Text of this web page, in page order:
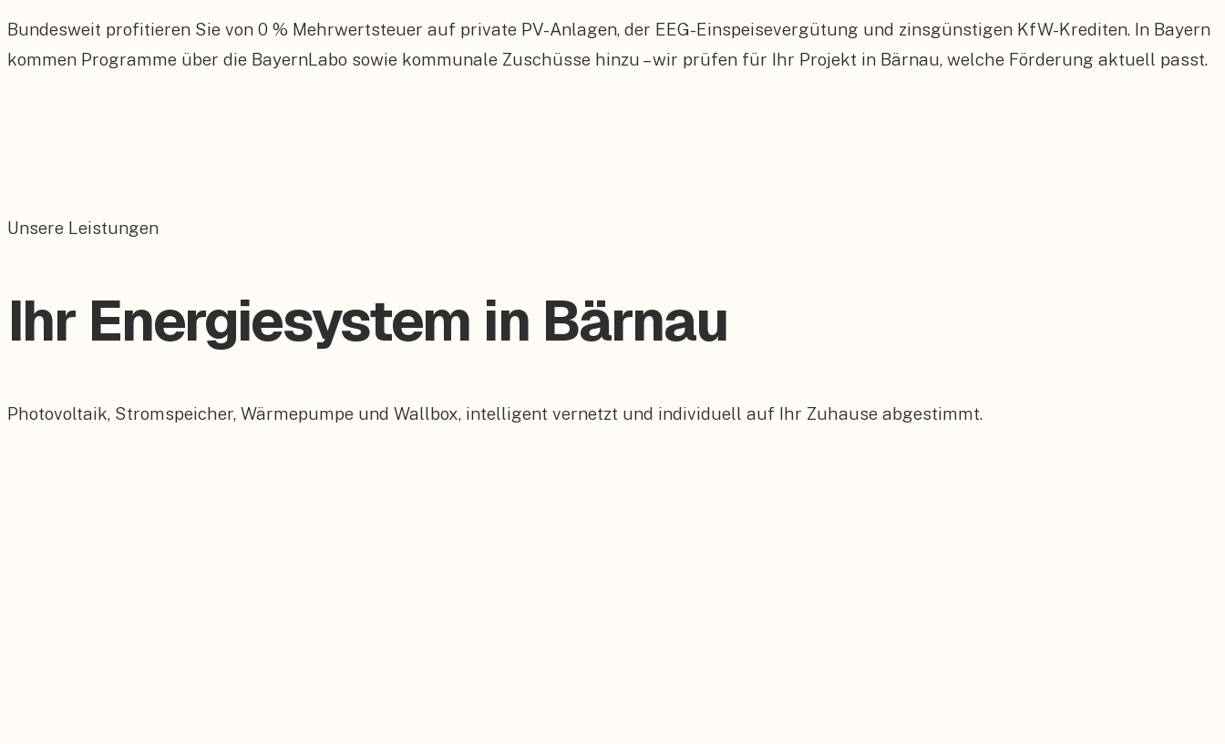
Bundesweit profitieren Sie von 0 % Mehrwertsteuer auf private PV-Anlagen, der EEG-Einspeisevergütung und zinsgünstigen KfW-Krediten. In Bayern
kommen Programme über die BayernLabo sowie kommunale Zuschüsse hinzu – wir prüfen für Ihr Projekt in Bärnau, welche Förderung aktuell passt.
Unsere Leistungen
Ihr Energiesystem in Bärnau
Photovoltaik, Stromspeicher, Wärmepumpe und Wallbox, intelligent vernetzt und individuell auf Ihr Zuhause abgestimmt.